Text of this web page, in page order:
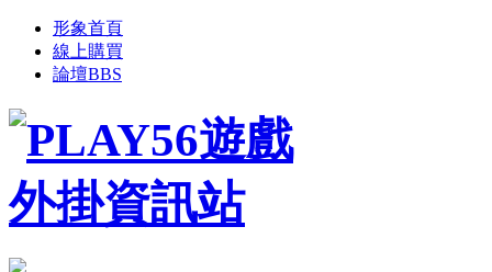
形象首頁
線上購買
論壇BBS